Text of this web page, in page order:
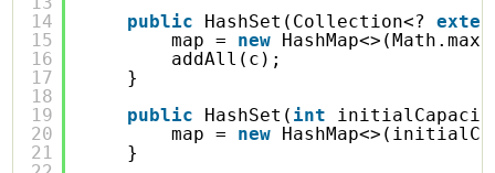
14
15
16
17
18
19
20
21
public
HashSet(Collection<?
map = new
addAll(c);
}
public
HashSet( int
map = new
}